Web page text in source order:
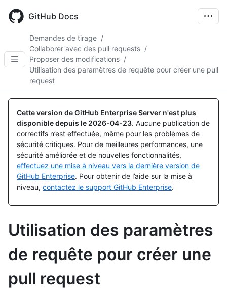
main
GitHub Docs
Demandes de tirage /
Collaborer avec des pull requests /
Proposer des modifications /
Utilisation des paramètres de requête pour créer une pull
request
Cette version de GitHub Enterprise Server n'est plus
disponible depuis le 2026-04-23. Aucune publication de
correctifs n’est effectuée, même pour les problèmes de
sécurité critiques. Pour de meilleures performances, une
sécurité améliorée et de nouvelles fonctionnalités,
effectuez une mise à niveau vers la dernière version de
GitHub Enterprise. Pour obtenir de l’aide sur la mise à
niveau, contactez le support GitHub Enterprise.
Utilisation des paramètres
de requête pour créer une
pull request